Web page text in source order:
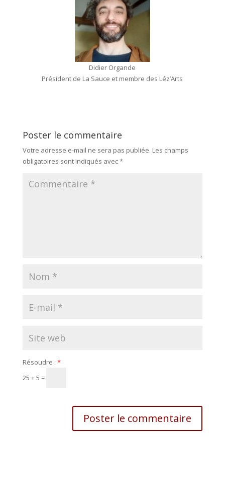
Didier Organde
Président de La Sauce et membre des Léz’Arts
Poster le commentaire
Votre adresse e-mail ne sera pas publiée. Les champs
obligatoires sont indiqués avec*
Résoudre : *
25 + 5 =